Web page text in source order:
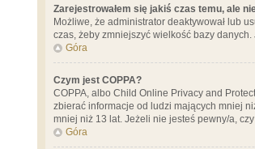
Zarejestrowałem się jakiś czas temu, ale
Możliwe, że administrator deaktywował lub
czas, żeby zmniejszyć wielkość bazy
Góra
Czym jest COPPA?
COPPA, albo Child Online Privacy and
zbierać informacje od ludzi mających mniej
mniej niż 13 lat. Jeżeli nie jesteś pewny/a,
Góra